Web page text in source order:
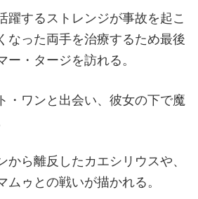
躍するストレンジが事故を起こ
なった両手を治療するため最後
ー・タージを訪れる。
・ワンと出会い、彼女の下で魔
から離反したカエシリウスや、
ムゥとの戦いが描かれる。